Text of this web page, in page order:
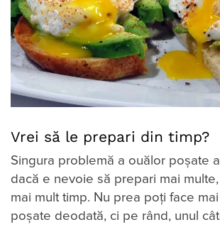
Vrei să le prepari din timp?
Singura problemă a ouălor poșate
dacă e nevoie să prepari mai
mai mult timp. Nu prea poți face
poșate deodată, ci pe rând, unul